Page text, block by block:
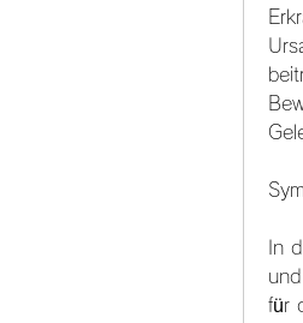
In
für